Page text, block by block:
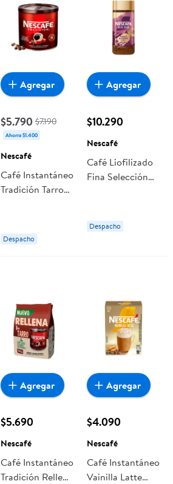
$5.790 $7.190
Ahorra $1.400
Nescafé
Café Instantáneo
Tradición Tarro
Despacho
Agregar
$10.290
Nescafé
Café Liofilizado
Fina Selección
Despacho
Agregar
$5.690
Nescafé
Café Instantáneo
Tradición Relleno
Agregar
$4.090
Nescafé
Café Instantáneo
Vainilla Latte
Agregar